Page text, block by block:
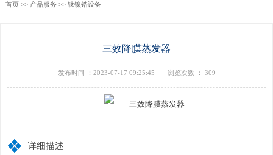
首页>> 产品服务>> 钛镍锆设备
三效降膜蒸发器
发布时间 ：2023-07-17 09:25:45 浏览次数 ： 309
详细描述